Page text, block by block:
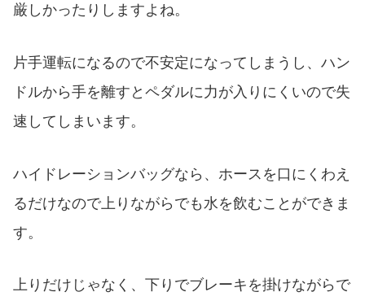
厳しかったりしますよね。
片手運転になるので不安定になってしまうし、ハン
ドルから手を離すとペダルに力が入りにくいので失
速してしまいます。
ハイドレーションバッグなら、ホースを口にくわえ
るだけなので上りながらでも水を飲むことができま
す。
上りだけじゃなく、下りでブレーキを掛けながらで